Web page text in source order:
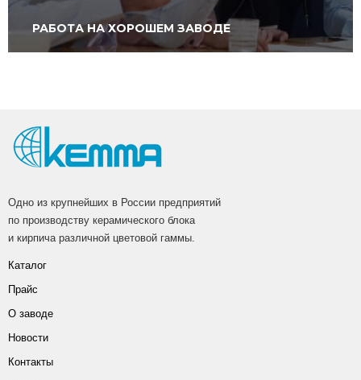
РАБОТА НА ХОРОШЕМ ЗАВОДЕ
Одно из крупнейших в России предприятий
по производству керамического блока
и кирпича различной цветовой гаммы.
Каталог
Прайс
О заводе
Новости
Контакты